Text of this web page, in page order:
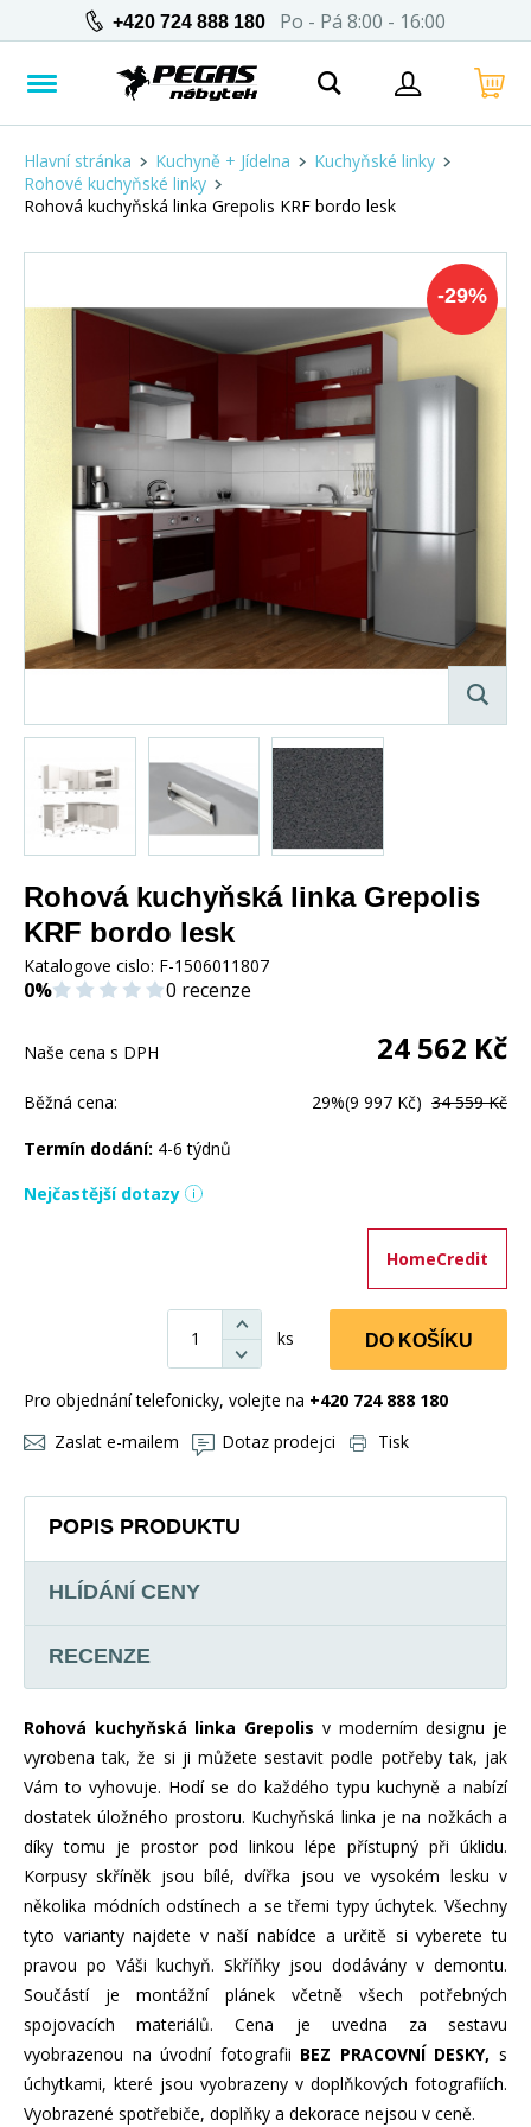
+420 724 888 180 Po - Pá 8:00 - 16:00
Hlavní stránka Kuchyně + Jídelna
Kuchyňské linky
Rohové kuchyňské linky
Rohová kuchyňská linka Grepolis KRF bordo lesk
-29%
Rohová kuchyňská linka Grepolis
KRF bordo lesk
Katalogove cislo: F-1506011807
0% 0 recenze
Naše cena s DPH 24 562 Kč
Běžná cena: 29%(9 997 Kč) 34 559 Kč
Termín dodání: 4-6 týdnů
Nejčastější dotazy
HomeCredit
ks DO KOŠÍKU
Pro objednání telefonicky, volejte na +420 724 888 180
Zaslat e-mailem
Dotaz prodejci Tisk
POPIS PRODUKTU
HLÍDÁNÍ CENY
RECENZE
Rohová kuchyňská linka Grepolis v moderním designu je
vyrobena tak, že si ji můžete sestavit podle potřeby tak, jak
Vám to vyhovuje. Hodí se do každého typu kuchyně a nabízí
dostatek úložného prostoru. Kuchyňská linka je na nožkách a
díky tomu je prostor pod linkou lépe přístupný při úklidu.
Korpusy skříněk jsou bílé, dvířka jsou ve vysokém lesku v
několika módních odstínech a se třemi typy úchytek. Všechny
tyto varianty najdete v naší nabídce a určitě si vyberete tu
pravou po Váši kuchyň. Skříňky jsou dodávány v demontu.
Součástí je montážní plánek včetně všech potřebných
spojovacích materiálů. Cena je uvedna za sestavu
vyobrazenou na úvodní fotografii BEZ PRACOVNÍ DESKY, s
úchytkami, které jsou vyobrazeny v doplňkových fotografiích.
Vyobrazené spotřebiče, doplňky a dekorace nejsou v ceně.